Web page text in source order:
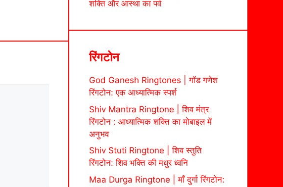
शक्ति और आस्था का पर्व
रिंगटोन
God Ganesh Ringtones | गॉड गणेश
रिंगटोन: एक आध्यात्मिक स्पर्श
Shiv Mantra Ringtone | शिव मंत्र
रिंगटोन : आध्यात्मिक शक्ति का मोबाइल में
अनुभव
Shiv Stuti Ringtone | शिव स्तुति
रिंगटोन: शिव भक्ति की मधुर ध्वनि
Maa Durga Ringtone | माँ दुर्गा रिंगटोन: